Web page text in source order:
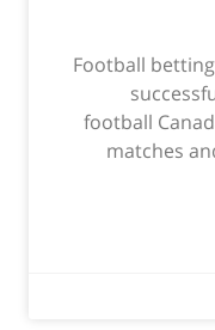
Football
football
matches